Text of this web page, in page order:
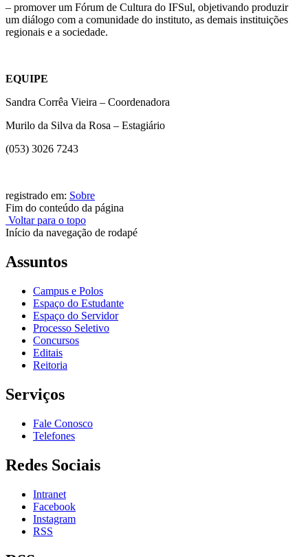
– promover um Fórum de Cultura do IFSul, objetivando produzir
um diálogo com a comunidade do instituto, as demais instituições
regionais e a sociedade.
EQUIPE
Sandra Corrêa Vieira – Coordenadora
Murilo da Silva da Rosa – Estagiário
(053) 3026 7243
registrado em: Sobre
Fim do conteúdo da página
Voltar para o topo
Início da navegação de rodapé
Assuntos
Campus e Polos
Espaço do Estudante
Espaço do Servidor
Processo Seletivo
Concursos
Editais
Reitoria
Serviços
Fale Conosco
Telefones
Redes Sociais
Intranet
Facebook
Instagram
RSS